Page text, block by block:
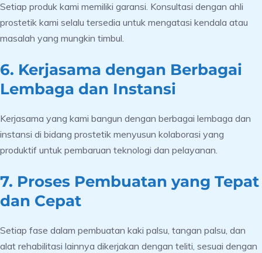
Setiap produk kami memiliki garansi. Konsultasi dengan ahli
prostetik kami selalu tersedia untuk mengatasi kendala atau
masalah yang mungkin timbul.
6. Kerjasama dengan Berbagai
Lembaga dan Instansi
Kerjasama yang kami bangun dengan berbagai lembaga dan
instansi di bidang prostetik menyusun kolaborasi yang
produktif untuk pembaruan teknologi dan pelayanan.
7. Proses Pembuatan yang Tepat
dan Cepat
Setiap fase dalam pembuatan kaki palsu, tangan palsu, dan
alat rehabilitasi lainnya dikerjakan dengan teliti, sesuai dengan